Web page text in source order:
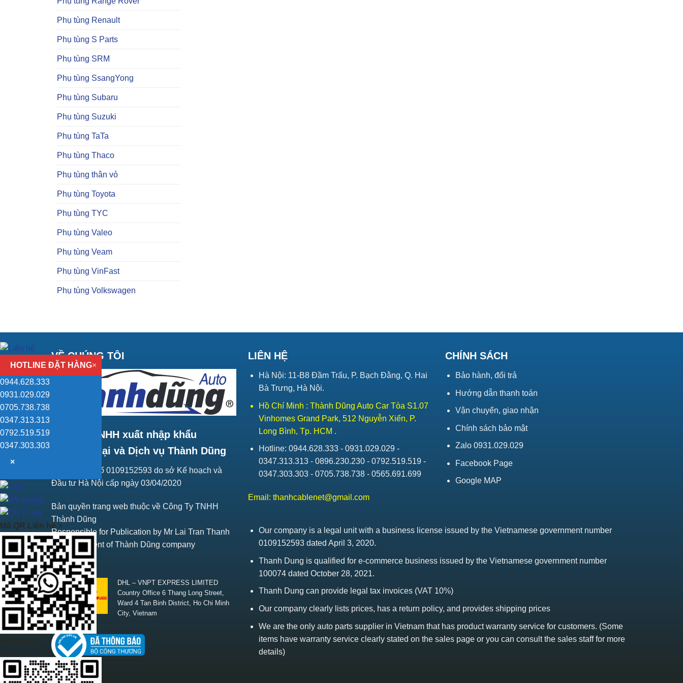
Phụ tùng Renault
Phụ tùng S Parts
Phụ tùng SRM
Phụ tùng SsangYong
Phụ tùng Subaru
Phụ tùng Suzuki
Phụ tùng TaTa
Phụ tùng Thaco
Phụ tùng thân vỏ
Phụ tùng Toyota
Phụ tùng TYC
Phụ tùng Valeo
Phụ tùng Veam
Phụ tùng VinFast
Phụ tùng Volkswagen
VỀ CHÚNG TÔI
Công ty TNHH xuất nhập khẩu
Thương mại và Dịch vụ Thành Dũng
Giấy ĐKKD số 0109152593 do sở Kế hoạch và
Đầu tư Hà Nội cấp ngày 03/04/2020
Bản quyền trang web thuộc về Công Ty TNHH
Thành Dũng
Responsible for Publication by Mr Lai Tran Thanh
Vice President of Thành Dũng company
SHIPPING
DHL – VNPT EXPRESS LIMITED
Country Office 6 Thang Long Street,
Ward 4 Tan Binh District, Ho Chi Minh
City, Vietnam
LIÊN HỆ
Hà Nội: 11-B8 Đầm Trấu, P. Bạch Đằng, Q. Hai
Bà Trưng, Hà Nội.
Hồ Chí Minh : Thành Dũng Auto Car Tòa S1.07
Vinhomes Grand Park, 512 Nguyễn Xiển, P.
Long Bình, Tp. HCM .
Hotline: 0944.628.333 - 0931.029.029 -
0347.313.313 - 0896.230.230 - 0792.519.519 -
0347.303.303 - 0705.738.738 - 0565.691.699
Email: thanhcablenet@gmail.com
CHÍNH SÁCH
Bảo hành, đổi trả
Hướng dẫn thanh toán
Vận chuyển, giao nhận
Chính sách bảo mật
Zalo 0931.029.029
Facebook Page
Google MAP
Our company is a legal unit with a business license issued by the Vietnamese government number
0109152593 dated April 3, 2020.
Thanh Dung is qualified for e-commerce business issued by the Vietnamese government number
100074 dated October 28, 2021.
Thanh Dung can provide legal tax invoices (VAT 10%)
Our company clearly lists prices, has a return policy, and provides shipping prices
We are the only auto parts supplier in Vietnam that has product warranty service for customers. (Some
items have warranty service clearly stated on the sales page or you can consult the sales staff for more
details)
HOTLINE ĐẶT HÀNG×
0944.628.333
0931.029.029
0705.738.738
0347.313.313
0792.519.519
0347.303.303
×
Mã QR Liên hệ ×